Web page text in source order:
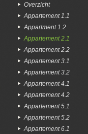
Overzicht
Appartement 1.1
Appartment 1.2
Appartement 2.1
Appartement 2.2
Appartement 3.1
Appartement 3.2
Appartement 4.1
Appartement 4.2
Appartement 5.1
Appartement 5.2
Appartement 6.1